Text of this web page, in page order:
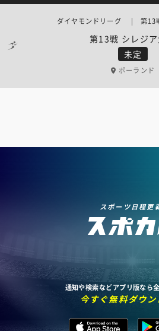
未定
第13戦 シレジ
ダイヤモンドリーグ | 第13
ポーランド
スポーツ日程更
通知や検索などアプリ版なら
今すぐ無料ダウ